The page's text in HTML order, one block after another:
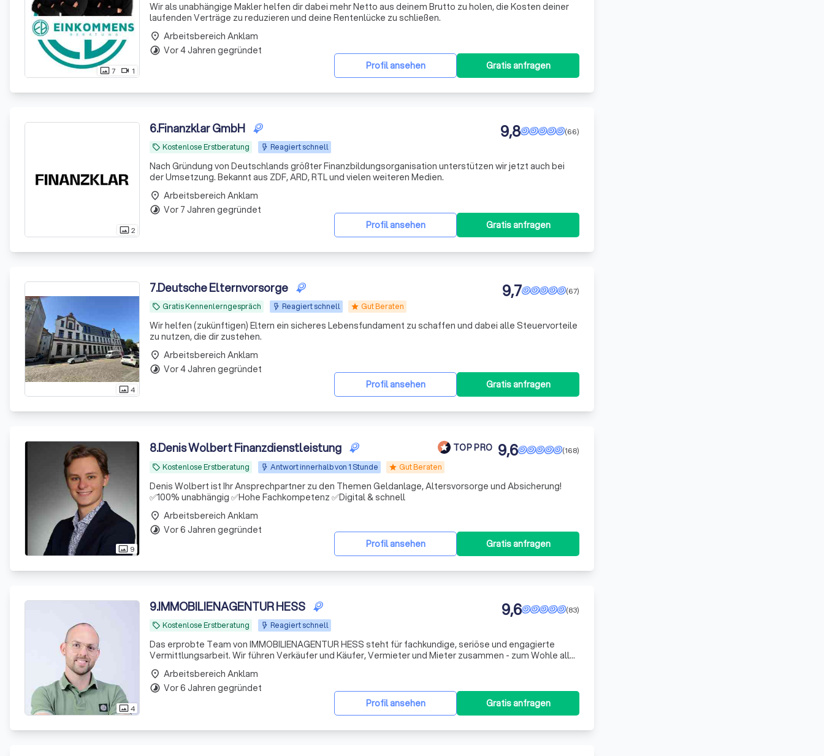
photo_size_select_actual7 videocam 1
Wir als unabhängige Makler helfen dir dabei mehr Netto aus deinem Brutto zu holen, die Kosten deiner
laufenden Verträge zu reduzieren und deine Rentenlücke zu schließen.
Profil ansehen Gratis anfragen
place Arbeitsbereich Anklam
timelapse Vor 4 Jahren gegründet
photo_size_select_actual2
6.Finanzklar GmbH
local_offer Kostenlose Erstberatung Reagiert schnell
(66)
9,8
Nach Gründung von Deutschlands größter Finanzbildungsorganisation unterstützen wir jetzt auch bei
der Umsetzung. Bekannt aus ZDF, ARD, RTL und vielen weiteren Medien.
Profil ansehen Gratis anfragen
place Arbeitsbereich Anklam
timelapse Vor 7 Jahren gegründet
photo_size_select_actual4
7.Deutsche Elternvorsorge
local_offer Gratis Kennenlerngespräch Reagiert schnell star Gut Beraten
(67)
9,7
Wir helfen (zukünftigen) Eltern ein sicheres Lebensfundament zu schaffen und dabei alle Steuervorteile
zu nutzen, die dir zustehen.
Profil ansehen Gratis anfragen
place Arbeitsbereich Anklam
timelapse Vor 4 Jahren gegründet
photo_size_select_actual 9
8.Denis Wolbert Finanzdienstleistung TOP PRO
local_offer Kostenlose Erstberatung Antwort innerhalb von 1 Stunde star Gut Beraten
(168)
9,6
Denis Wolbert ist Ihr Ansprechpartner zu den Themen Geldanlage, Altersvorsorge und Absicherung!
✅100% unabhängig ✅Hohe Fachkompetenz ✅Digital & schnell
Profil ansehen Gratis anfragen
place Arbeitsbereich Anklam
timelapse Vor 6 Jahren gegründet
photo_size_select_actual4
9.IMMOBILIENAGENTUR HESS
local_offer Kostenlose Erstberatung Reagiert schnell
(83)
9,6
Das erprobte Team von IMMOBILIENAGENTUR HESS steht für fachkundige, seriöse und engagierte
Vermittlungsarbeit. Wir führen Verkäufer und Käufer, Vermieter und Mieter zusammen - zum Wohle aller
Beteiligten. Hinter dem Gründer, Stanley Hess, steht ein Team aus erfahrenen und qualifizierten
Immobiliene
Profil ansehen Gratis anfragen
place Arbeitsbereich Anklam
timelapse Vor 6 Jahren gegründet